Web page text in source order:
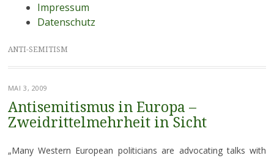
Impressum
Datenschutz
ANTI-SEMITISM
MAI 3, 2009
Antisemitismus in Europa –
Zweidrittelmehrheit in Sicht
„Many Western European politicians are advocating talks with